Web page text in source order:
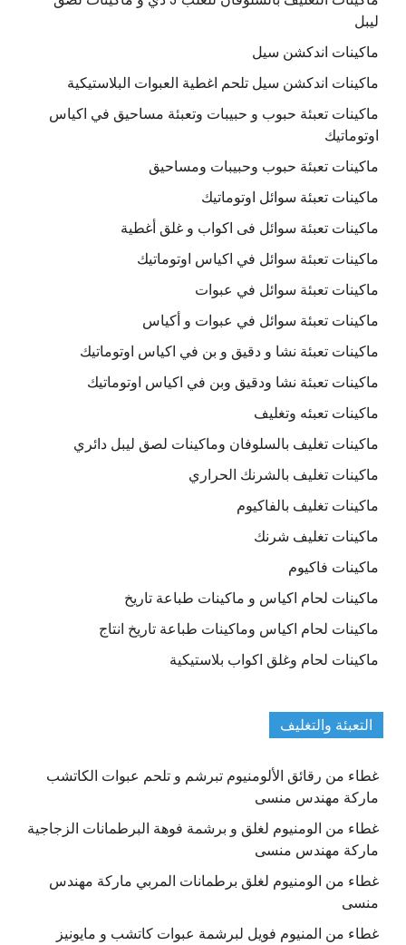
ليبل
ماكينات اندكشن سيل
ماكينات اندكشن سيل تلحم اغطية العبوات البلاستيكية
ماكينات تعبئة حبوب و حبيبات وتعبئة مساحيق في اكياس
اوتوماتيك
ماكينات تعبئة حبوب وحبيبات ومساحيق
ماكينات تعبئة سوائل اوتوماتيك
ماكينات تعبئة سوائل فى اكواب و غلق أغطية
ماكينات تعبئة سوائل في اكياس اوتوماتيك
ماكينات تعبئة سوائل في عبوات
ماكينات تعبئة سوائل في عبوات و أكياس
ماكينات تعبئة نشا و دقيق و بن في اكياس اوتوماتيك
ماكينات تعبئة نشا ودقيق وبن في اكياس اوتوماتيك
ماكينات تعبئه وتغليف
ماكينات تغليف بالسلوفان وماكينات لصق ليبل دائري
ماكينات تغليف بالشرنك الحراري
ماكينات تغليف بالفاكيوم
ماكينات تغليف شرنك
ماكينات فاكيوم
ماكينات لحام اكياس و ماكينات طباعة تاريخ
ماكينات لحام اكياس وماكينات طباعة تاريخ انتاج
ماكينات لحام وغلق اكواب بلاستيكية
التعبئة والتغليف
غطاء من رقائق الألومنيوم تبرشم و تلحم عبوات الكاتشب
ماركة مهندس منسى
غطاء من الومنيوم لغلق و برشمة فوهة البرطمانات الزجاجية
ماركة مهندس منسى
غطاء من الومنيوم لغلق برطمانات المربي ماركة مهندس
منسى
غطاء من المنيوم فويل لبرشمة عبوات كاتشب و مايونيز